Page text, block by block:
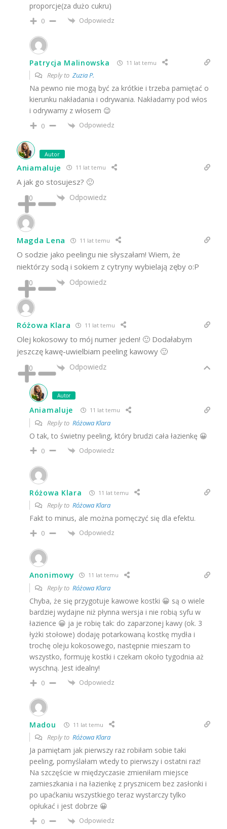
proporcje(za dużo cukru)
0 Odpowiedz
Patrycja Malinowska 11 lat temu
Reply to Zuzia P.
Na pewno nie mogą być za krótkie i trzeba pamiętać o
kierunku nakładania i odrywania. Nakładamy pod włos
i odrywamy z włosem 😉
0 Odpowiedz
Autor
Aniamaluje 11 lat temu
A jak go stosujesz? 🙂
0 Odpowiedz
Magda Lena 11 lat temu
O sodzie jako peelingu nie słyszałam! Wiem, że
niektórzy sodą i sokiem z cytryny wybielają zęby o:P
0 Odpowiedz
Różowa Klara 11 lat temu
Olej kokosowy to mój numer jeden! 🙂 Dodałabym
jeszczę kawę-uwielbiam peeling kawowy 🙂
0 Odpowiedz
Autor
Aniamaluje 11 lat temu
Reply to Różowa Klara
O tak, to świetny peeling, który brudzi cała łazienkę 😀
0 Odpowiedz
Różowa Klara 11 lat temu
Reply to Różowa Klara
Fakt to minus, ale można pomęczyć się dla efektu.
0 Odpowiedz
Anonimowy 11 lat temu
Reply to Różowa Klara
Chyba, że się przygotuje kawowe kostki 😀 są o wiele
bardziej wydajne niż płynna wersja i nie robią syfu w
łazience 😀 ja je robię tak: do zaparzonej kawy (ok. 3
łyżki stołowe) dodaję potarkowaną kostkę mydła i
trochę oleju kokosowego, następnie mieszam to
wszystko, formuję kostki i czekam około tygodnia aż
wyschną. Jest idealny!
0 Odpowiedz
Madou 11 lat temu
Reply to Różowa Klara
Ja pamiętam jak pierwszy raz robiłam sobie taki
peeling, pomyślałam wtedy to pierwszy i ostatni raz!
Na szczęście w międzyczasie zmieniłam miejsce
zamieszkania i na łazienkę z prysznicem bez zasłonki i
po upaćkaniu wszystkiego teraz wystarczy tylko
opłukać i jest dobrze 😀
0 Odpowiedz